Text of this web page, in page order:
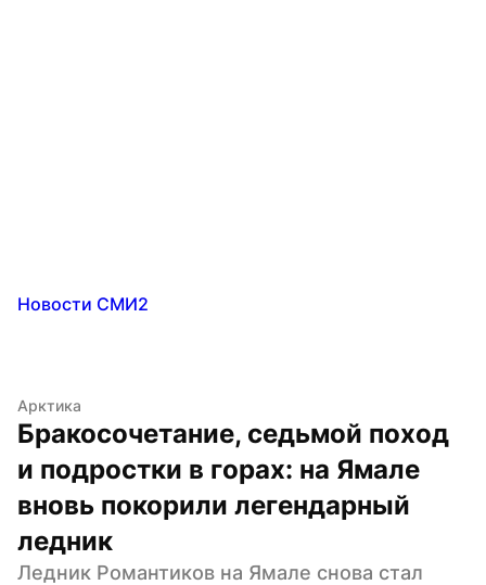
Новости СМИ2
Арктика
Бракосочетание, седьмой поход
и подростки в горах: на Ямале
вновь покорили легендарный
ледник
Ледник Романтиков на Ямале снова стал